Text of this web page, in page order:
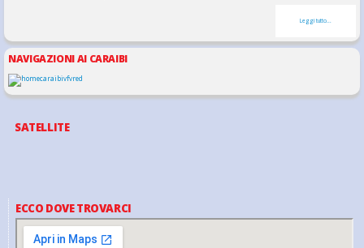
Leggi tutto...
NAVIGAZIONI AI CARAIBI
SATELLITE
ECCO DOVE TROVARCI